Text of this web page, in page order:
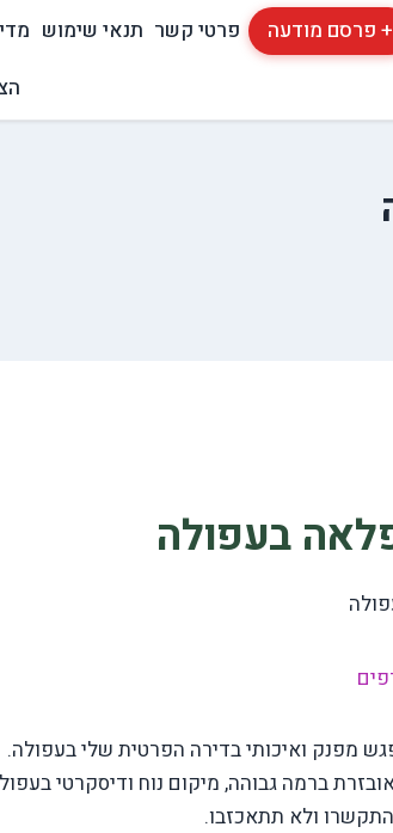
+ פרסם מודעה פרטי קשר תנאי שימוש
בעפולה
מפנק ואיכותי בדירה הפרטית שלי בעפולה.
ברמה גבוהה, מיקום נוח ודיסקרטי
ולא תתאכזבו.